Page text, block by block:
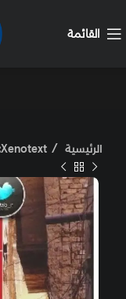
القائمة
الرئيسية Xenotext: الأدب